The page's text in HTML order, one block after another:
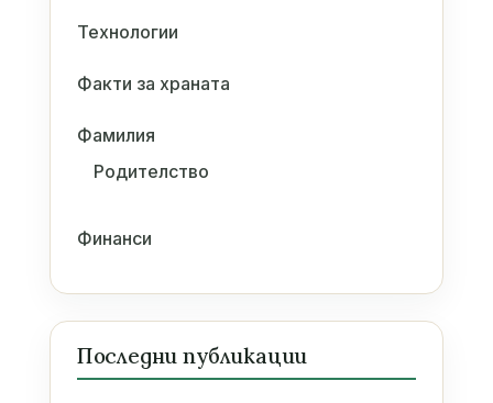
Технологии
Факти за храната
Фамилия
Родителство
Финанси
Последни публикации